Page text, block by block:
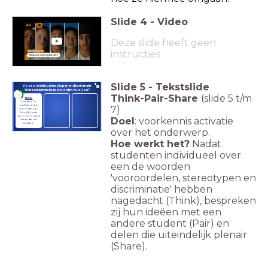
Slide 4 - Video
Deze slide heeft geen
instructies
Think
Schrijf voor
jezelf deze drie
woorden op.
Schrijf bij ieder
woord op wat jij
denkt dat het
betekent.
Vooroordelen, stereotypen en discriminatie
Wat betekenen deze woorden voor jou?
2:00
Slide 5 - Tekstslide
Think-Pair-Share (slide 5 t/m
7)
Doel: voorkennis activatie
over het onderwerp.
Hoe werkt het? Nadat
studenten individueel over
een de woorden
'vooroordelen, stereotypen en
discriminatie' hebben
nagedacht (Think), bespreken
zij hun ideëen met een
andere student (Pair) en
delen die uiteindelijk plenair
(Share).